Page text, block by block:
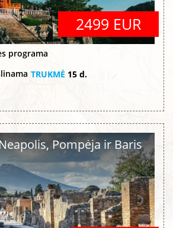
2499 EUR
programa
TRUKMĖ 15 d.
Pompėja ir Baris